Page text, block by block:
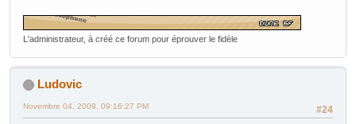
L'administrateur, à créé ce forum pour éprouver le fidèle
Ludovic
#24
Novembre 04, 2009, 09:16:27 PM